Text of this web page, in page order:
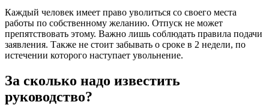
Каждый человек имеет право уволиться со своего места
работы по собственному желанию. Отпуск не может
препятствовать этому. Важно лишь соблюдать правила подачи
заявления. Также не стоит забывать о сроке в 2 недели, по
истечении которого наступает увольнение.
За сколько надо известить
руководство?